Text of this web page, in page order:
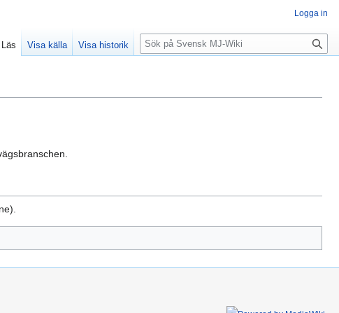
Logga in
Läs Visa källa Visa historik
Sök